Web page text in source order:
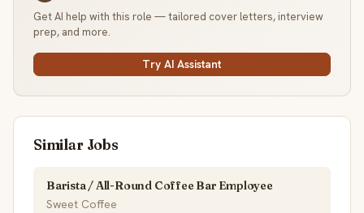
Get AI help with this role — tailored cover letters, interview
prep, and more.
Try AI Assistant
Similar Jobs
Barista / All-Round Coffee Bar Employee
Sweet Coffee